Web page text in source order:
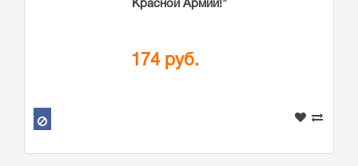
Красной Армии!"
174 руб.